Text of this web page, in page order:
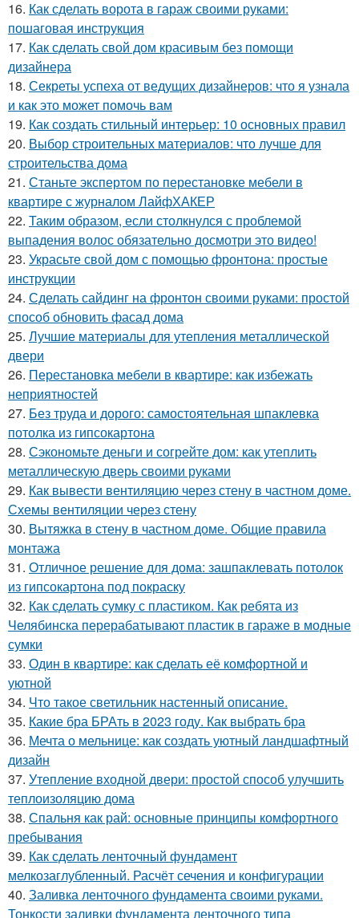
16. Как сделать ворота в гараж своими руками:
пошаговая инструкция
17. Как сделать свой дом красивым без помощи
дизайнера
18. Секреты успеха от ведущих дизайнеров: что я узнала
и как это может помочь вам
19. Как создать стильный интерьер: 10 основных правил
20. Выбор строительных материалов: что лучше для
строительства дома
21. Станьте экспертом по перестановке мебели в
квартире с журналом ЛайфХАКЕР
22. Таким образом, если столкнулся с проблемой
выпадения волос обязательно досмотри это видео!
23. Украсьте свой дом с помощью фронтона: простые
инструкции
24. Сделать сайдинг на фронтон своими руками: простой
способ обновить фасад дома
25. Лучшие материалы для утепления металлической
двери
26. Перестановка мебели в квартире: как избежать
неприятностей
27. Без труда и дорого: самостоятельная шпаклевка
потолка из гипсокартона
28. Сэкономьте деньги и согрейте дом: как утеплить
металлическую дверь своими руками
29. Как вывести вентиляцию через стену в частном доме.
Схемы вентиляции через стену
30. Вытяжка в стену в частном доме. Общие правила
монтажа
31. Отличное решение для дома: зашпаклевать потолок
из гипсокартона под покраску
32. Как сделать сумку с пластиком. Как ребята из
Челябинска перерабатывают пластик в гараже в модные
сумки
33. Один в квартире: как сделать её комфортной и
уютной
34. Что такое светильник настенный описание.
35. Какие бра БРАть в 2023 году. Как выбрать бра
36. Мечта о мельнице: как создать уютный ландшафтный
дизайн
37. Утепление входной двери: простой способ улучшить
теплоизоляцию дома
38. Спальня как рай: основные принципы комфортного
пребывания
39. Как сделать ленточный фундамент
мелкозаглубленный. Расчёт сечения и конфигурации
40. Заливка ленточного фундамента своими руками.
Тонкости заливки фундамента ленточного типа